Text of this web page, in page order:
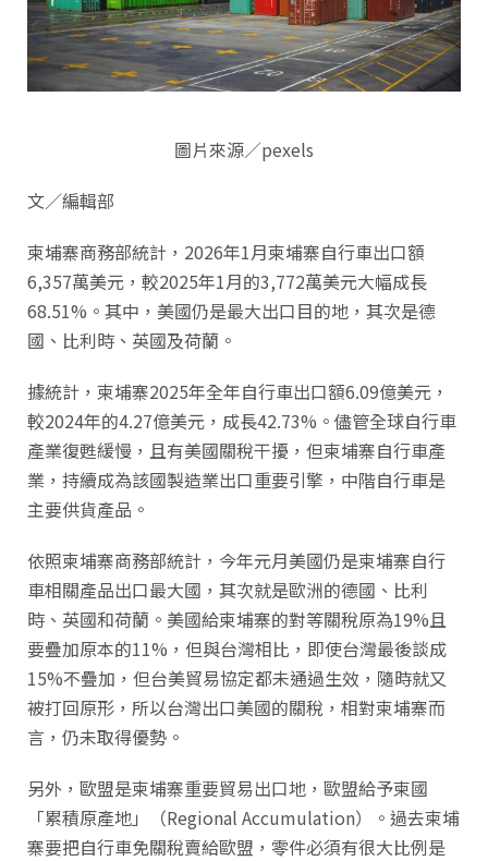
圖片來源／pexels
文／編輯部
柬埔寨商務部統計，2026年1月柬埔寨自行車出口額
6,357萬美元，較2025年1月的3,772萬美元大幅成長
68.51%。其中，美國仍是最大出口目的地，其次是德
國、比利時、英國及荷蘭。
據統計，柬埔寨2025年全年自行車出口額6.09億美元，
較2024年的4.27億美元，成長42.73%。儘管全球自行車
產業復甦緩慢，且有美國關稅干擾，但柬埔寨自行車產
業，持續成為該國製造業出口重要引擎，中階自行車是
主要供貨產品。
依照柬埔寨商務部統計，今年元月美國仍是柬埔寨自行
車相關產品出口最大國，其次就是歐洲的德國、比利
時、英國和荷蘭。美國給柬埔寨的對等關稅原為19%且
要疊加原本的11%，但與台灣相比，即使台灣最後談成
15%不疊加，但台美貿易協定都未通過生效，隨時就又
被打回原形，所以台灣出口美國的關稅，相對柬埔寨而
言，仍未取得優勢。
另外，歐盟是柬埔寨重要貿易出口地，歐盟給予柬國
「累積原產地」（Regional Accumulation）。過去柬埔
寨要把自行車免關稅賣給歐盟，零件必須有很大比例是